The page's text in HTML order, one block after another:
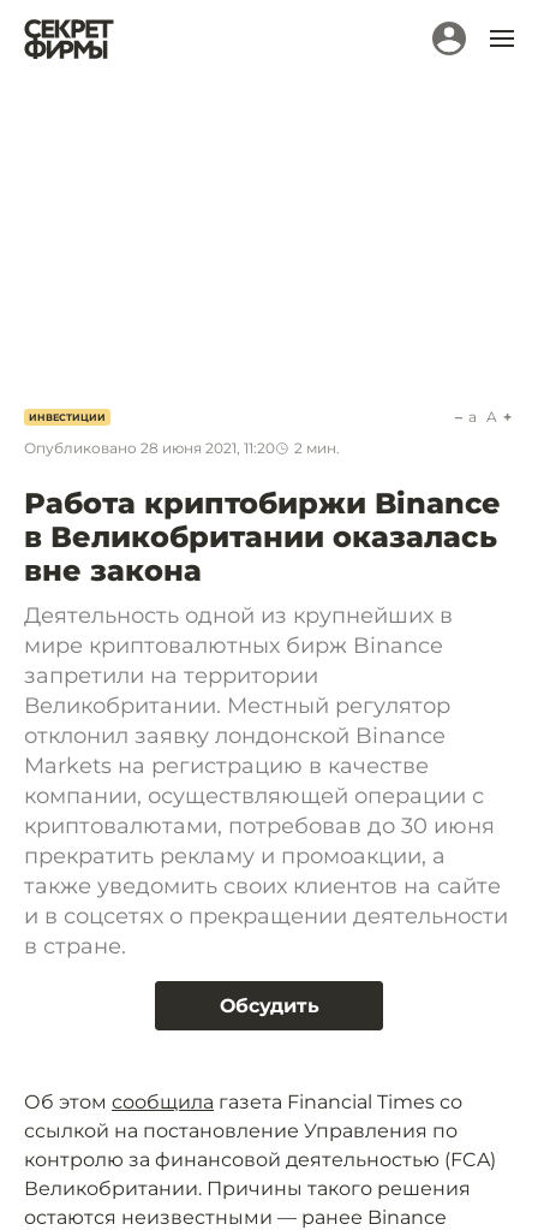
ИНВЕСТИЦИИ
Опубликовано 28 июня 2021, 11:20 2 мин.
a A
Работа криптобиржи Binance
в Великобритании оказалась
вне закона
Деятельность одной из крупнейших в
мире криптовалютных бирж Binance
запретили на территории
Великобритании. Местный регулятор
отклонил заявку лондонской Binance
Markets на регистрацию в качестве
компании, осуществляющей операции с
криптовалютами, потребовав до 30 июня
прекратить рекламу и промоакции, а
также уведомить своих клиентов на сайте
и в соцсетях о прекращении деятельности
в стране.
Обсудить
Об этом сообщила газета Financial Times со
ссылкой на постановление Управления по
контролю за финансовой деятельностью (FCA)
Великобритании. Причины такого решения
остаются неизвестными — ранее Binance